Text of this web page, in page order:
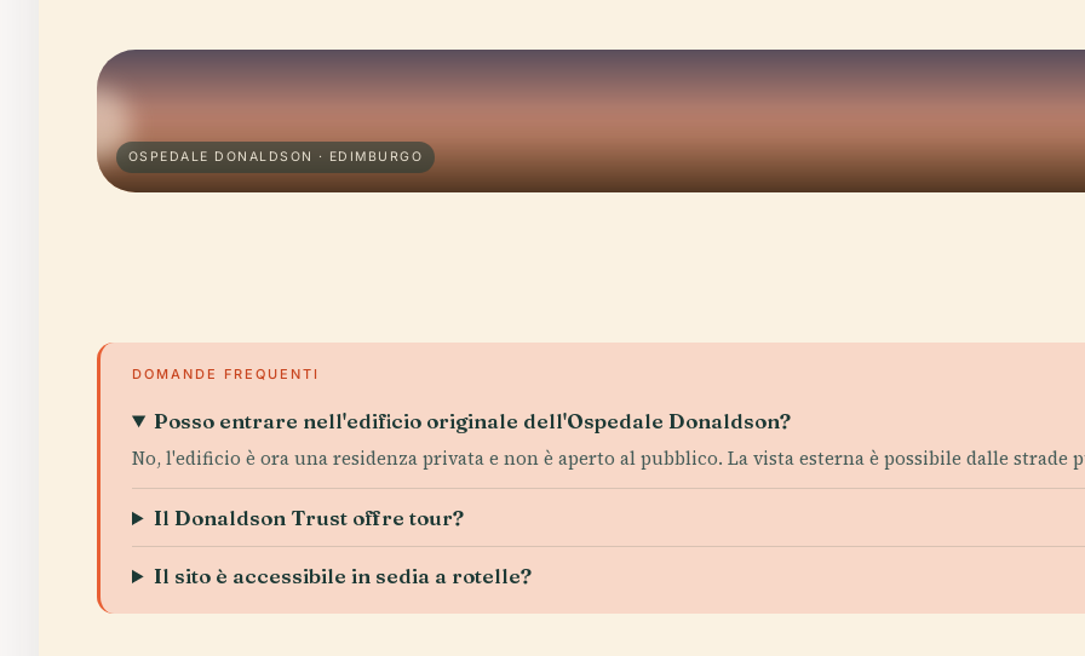
OSPEDALE DONALDSON · EDIMBURGO
DOMANDE FREQUENTI
Posso entrare nell'edificio originale dell'Ospedale Donaldson?
No, l'edificio è ora una residenza privata e non è aperto al pubblico. La vista esterna è possibile dalle strade
Il Donaldson Trust offre tour?
Il sito è accessibile in sedia a rotelle?